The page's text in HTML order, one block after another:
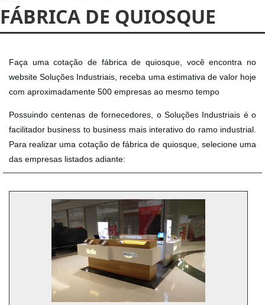
FÁBRICA DE QUIOSQUE
Faça uma cotação de fábrica de quiosque, você encontra no
website Soluções Industriais, receba uma estimativa de valor hoje
com aproximadamente 500 empresas ao mesmo tempo
Possuindo centenas de fornecedores, o Soluções Industriais é o
facilitador business to business mais interativo do ramo industrial.
Para realizar uma cotação de fábrica de quiosque, selecione uma
das empresas listados adiante: